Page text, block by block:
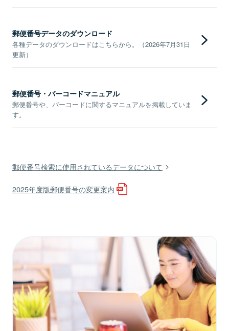
郵便番号データのダウンロード
各種データのダウンロードはこちらから。（2026年7月31日
更新）
郵便番号・バーコードマニュアル
郵便番号や、バーコードに関するマニュアルを掲載していま
す。
郵便番号検索に使用されているデータについて
2025年度版郵便番号の変更案内